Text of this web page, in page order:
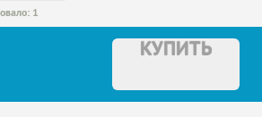
1
КУПИТЬ